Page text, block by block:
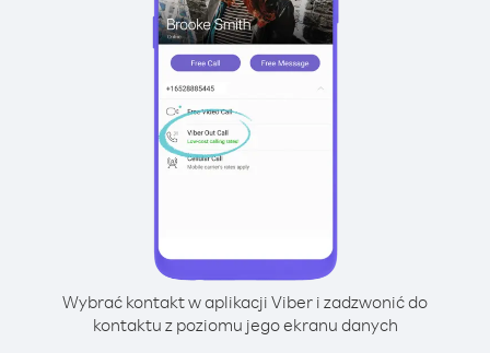
Wybrać kontakt w aplikacji Viber i zadzwonić do
kontaktu z poziomu jego ekranu danych